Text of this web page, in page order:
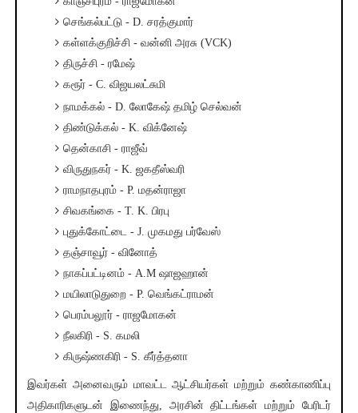
செங்கல்பட்டு - D. சரத்குமார்
கள்ளக்குறிச்சி - வன்னி அரசு (VCK)
திருச்சி - ரமேஷ்
கரூர் - C. விஜயலட்சுமி
நாமக்கல் - D. லோகேஷ் தமிழ் செல்வன்
திண்டுக்கல் - K. விக்னேஷ்
தென்காசி - ராஜீவ்
விருதுநகர் - K. ஜகதீஸ்வரி
ராமநாதபுரம் - P. மதன்ராஜா
சிவகங்கை - T. K. பிரபு
புதுக்கோட்டை - J. முகமது பர்வேஸ்
தஞ்சாவூர் - வினோத்
நாகப்பட்டினம் - A.M ஷாஜஹான்
மயிலாடுதுறை - P. வெங்கட்ராமன்
பெரம்பலூர் - ராஜமோகன்
நீலகிரி - S. கமலி
கிருஷ்ணகிரி - S. கீர்த்தனா
இவர்கள் அனைவரும் மாவட்ட ஆட்சியர்கள் மற்றும் கண்காணிப்பு
அதிகாரிகளுடன் இணைந்து, அரசின் திட்டங்கள் மற்றும் பேரிடர்